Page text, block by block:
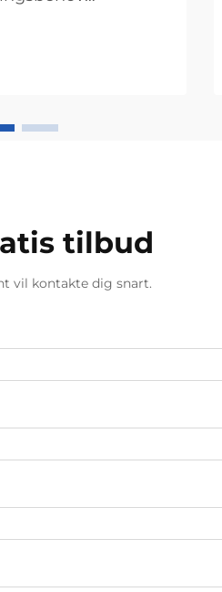
rigtige
tilbud
vil kontakte dig snart.